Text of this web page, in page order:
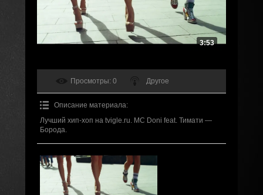
3:53
Просмотры: 0 Другое
Описание материала:
Лучший хип-хоп на tvigle.ru. MC Doni feat. Тимати —
Борода.